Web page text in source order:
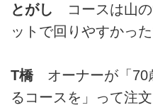
とがし コースは山の
ットで回りやすかった
T橋オーナーが「70
るコースを」って注